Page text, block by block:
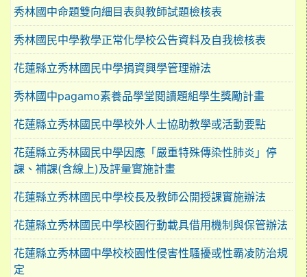
秀林國中命題雙向細目表與教師試題檢核表
秀林國民中學教學正常化學校公告資料及自我檢核表
花蓮縣立秀林國民中學捐資興學管理辦法
秀林國中pagamo素養品學堂閱讀題組學生獎勵計畫
花蓮縣立秀林國民中學校外人士協助教學或活動要點
花蓮縣立秀林國民中學因應「嚴重特殊傳染性肺炎」停
課、補課(含線上)及評量實施計畫
花蓮縣立秀林國民中學校長及教師公開授課實施辦法
花蓮縣立秀林國民中學校園行動載具借用機制與保管辦法
花蓮縣立秀林國中學校校園性侵害性騷擾或性霸凌防治規
定